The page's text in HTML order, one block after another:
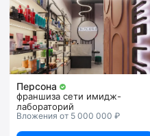
Персона
франшиза сети имидж-
лабораторий
Вложения от 5 000 000 ₽